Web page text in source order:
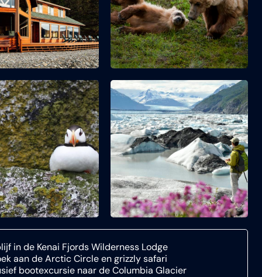
in de Kenai Fjords Wilderness Lodge
aan de Arctic Circle en grizzly safari
bootexcursie naar de Columbia Glacier